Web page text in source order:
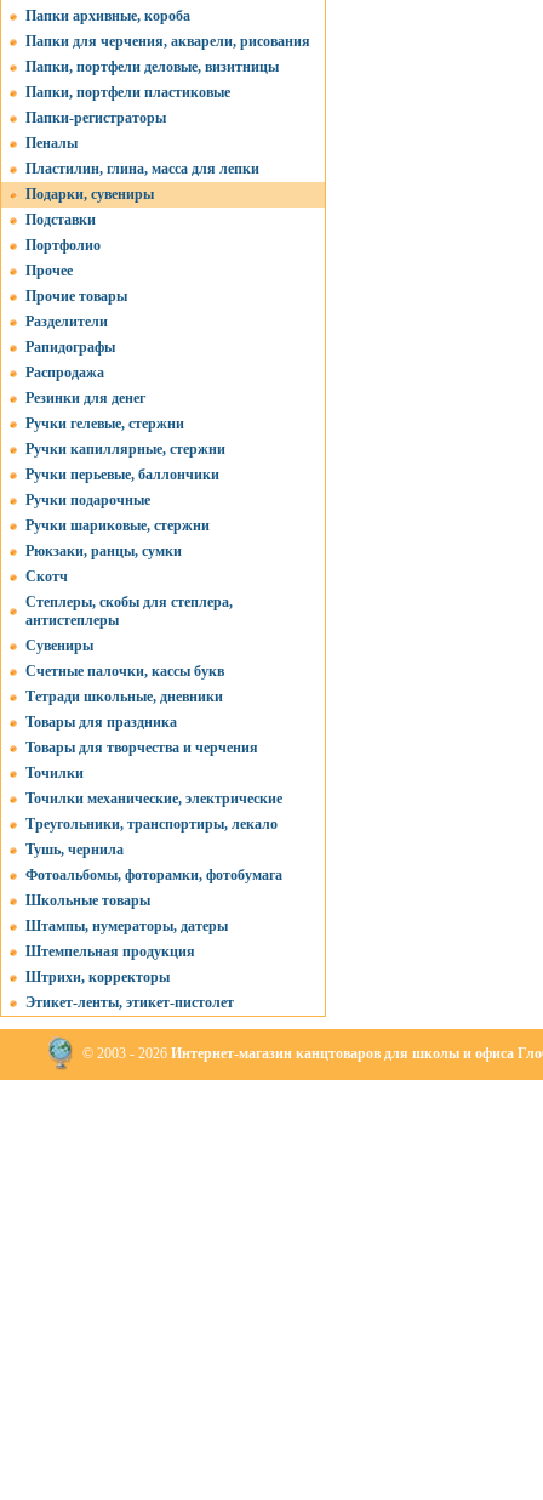
Папки архивные, короба
Папки для черчения, акварели, рисования
Папки, портфели деловые, визитницы
Папки, портфели пластиковые
Папки-регистраторы
Пеналы
Пластилин, глина, масса для лепки
Подарки, сувениры
Подставки
Портфолио
Прочее
Прочие товары
Разделители
Рапидографы
Распродажа
Резинки для денег
Ручки гелевые, стержни
Ручки капиллярные, стержни
Ручки перьевые, баллончики
Ручки подарочные
Ручки шариковые, стержни
Рюкзаки, ранцы, сумки
Скотч
Степлеры, скобы для степлера,
антистеплеры
Сувениры
Счетные палочки, кассы букв
Тетради школьные, дневники
Товары для праздника
Товары для творчества и черчения
Точилки
Точилки механические, электрические
Треугольники, транспортиры, лекало
Тушь, чернила
Фотоальбомы, фоторамки, фотобумага
Школьные товары
Штампы, нумераторы, датеры
Штемпельная продукция
Штрихи, корректоры
Этикет-ленты, этикет-пистолет
© 2003 - 2026 Интернет-магазин канцтоваров для школы и офиса